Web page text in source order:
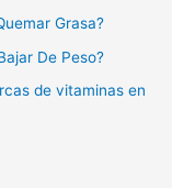
Grasa?
De Peso?
de vitaminas en